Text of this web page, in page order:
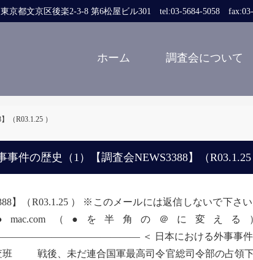
東京都文京区後楽2-3-8 第6松屋ビル301 tel:03-5684-5058 fax:03-
ホーム 調査会について
（R03.1.25 ）
事件の歴史（1）【調査会NEWS3388】（R03.1.25
】（R03.1.25 ） ※このメールには返信しないで下さ
（●を半角の＠に変え
＜ 日本における外事事件の
戦後、未だ連合国軍最高司令官総司令部の占領下